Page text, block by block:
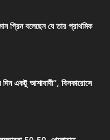
গ্রিন বলেছেন যে তার প্রাথমিক
একটু আশাবাদী”, বিসকারোসে